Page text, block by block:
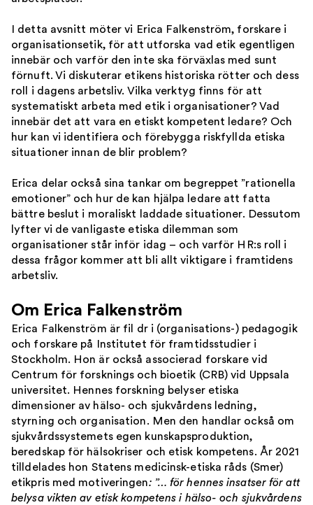
I detta avsnitt möter vi Erica Falkenström, forskare i
organisationsetik, för att utforska vad etik egentligen
innebär och varför den inte ska förväxlas med sunt
förnuft. Vi diskuterar etikens historiska rötter och dess
roll i dagens arbetsliv. Vilka verktyg finns för att
systematiskt arbeta med etik i organisationer? Vad
innebär det att vara en etiskt kompetent ledare? Och
hur kan vi identifiera och förebygga riskfyllda etiska
situationer innan de blir problem?
Erica delar också sina tankar om begreppet ”rationella
emotioner” och hur de kan hjälpa ledare att fatta
bättre beslut i moraliskt laddade situationer. Dessutom
lyfter vi de vanligaste etiska dilemman som
organisationer står inför idag – och varför HR:s roll i
dessa frågor kommer att bli allt viktigare i framtidens
arbetsliv.
Om Erica Falkenström
Erica Falkenström är fil dr i (organisations-) pedagogik
och forskare på Institutet för framtidsstudier i
Stockholm. Hon är också associerad forskare vid
Centrum för forsknings och bioetik (CRB) vid Uppsala
universitet. Hennes forskning belyser etiska
dimensioner av hälso- och sjukvårdens ledning,
styrning och organisation. Men den handlar också om
sjukvårdssystemets egen kunskapsproduktion,
beredskap för hälsokriser och etisk kompetens. År 2021
tilldelades hon Statens medicinsk-etiska råds (Smer)
etikpris med motiveringen: ”… för hennes insatser för att
belysa vikten av etisk kompetens i hälso- och sjukvårdens